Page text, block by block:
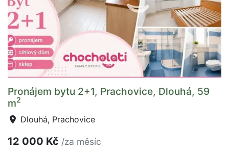
Pronájem bytu 2+1, Prachovice, Dlouhá, 59
m2
Dlouhá, Prachovice
12 000 Kč /za měsíc